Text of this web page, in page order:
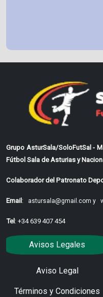
Grupo AsturSala/SoloFutSal -
Fútbol Sala de Asturias y
Colaborador del Patronato
Email : astursala@gmail.com y
Tel : +34 639 407 454
Avisos Legales
Aviso Legal
Términos y Condiciones